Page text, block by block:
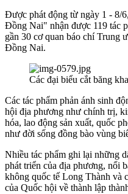
Được phát động từ ngày 1 - 8/
Đồng Nai" nhận được 119 tác
gần 30 cơ quan báo chí Trung
Đồng Nai.
Các đại biểu cắt băng
Các tác phẩm phản ánh sinh
hội địa phương như chính trị,
hóa, lao động sản xuất, quốc
như đời sống đồng bào vùng
Nhiều tác phẩm ghi lại những
phát triển của địa phương, nổi
không quốc tế Long Thành và
của Quốc hội về thành lập